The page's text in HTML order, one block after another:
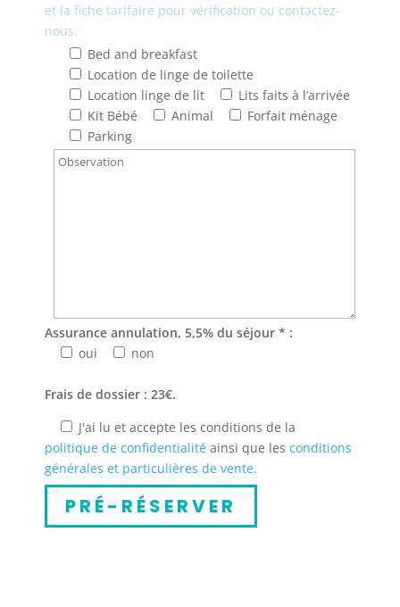
et la fiche tarifaire pour vérification ou contactez-
nous.
Bed and breakfast
Location de linge de toilette
Location linge de lit
Lits faits à l’arrivée
Kit Bébé
Animal
Forfait ménage
Parking
Assurance annulation, 5,5% du séjour * :
oui
non
Frais de dossier : 23€.
J'ai lu et accepte les conditions de la
politique de confidentialitéainsi que les conditions
générales et particulières de vente.